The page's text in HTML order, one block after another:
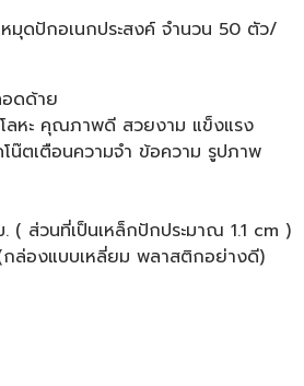
ดปักอเนกประสงค์ จำนวน 50 ตัว/
ดด้าย
ลหะ คุณภาพดี สวยงาม แข็งแรง
น๊ตเตือนความจำ ข้อความ รูปภาพ
( ส่วนที่เป็นเหล็กปักประมาณ 1.1 cm )
ล่องแบบเหลี่ยม พลาสติกอย่างดี)